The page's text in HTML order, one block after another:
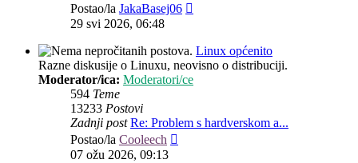
Postao/la JakaBasej06
29 svi 2026, 06:48
Linux općenito
Razne diskusije o Linuxu, neovisno o distribuciji.
Moderator/ica: Moderatori/ce
594 Teme
13233 Postovi
Zadnji post Re: Problem s hardverskom a...
Postao/la Cooleech
07 ožu 2026, 09:13